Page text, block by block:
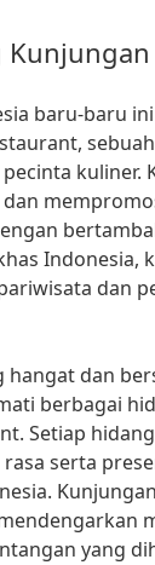
Kunjungan
baru-baru
Indonesia,
dan
hangat dan
berbagai
Setiap
serta
yang